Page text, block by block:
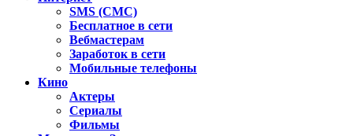
SMS (СМС)
Бесплатное в сети
Вебмастерам
Заработок в сети
Мобильные телефоны
Кино
Актеры
Сериалы
Фильмы